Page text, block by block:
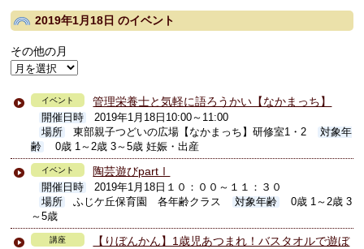
2019年1月18日のイベント
その他の月
イベント 管理栄養士と気軽に語ろうかい【なかまっち】
開催日時
2019年1月18日10:00～11:00
場所
東部親子つどいの広場【なかまっち】研修室1・2
対象年
齢
0歳 1～2歳 3～5歳 妊娠・出産
イベント 陶芸遊びpartⅠ
開催日時
2019年1月18日１０：００～１１：３０
場所
ふじケ丘保育園 各年齢クラス 対象年齢
0歳 1～2歳 3
～5歳
講座
【りぼんかん】1歳児あつまれ！バスタオルで遊ぼ